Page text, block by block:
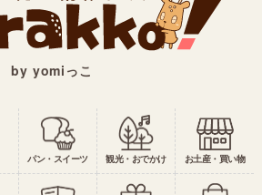
by yomiっこ
パン・スイーツ 観光・おでかけ お土産・買い物